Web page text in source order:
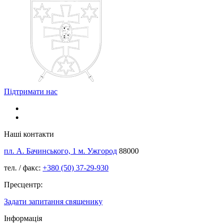
Підтримати нас
Наші контакти
пл. А. Бачинського, 1 м. Ужгород 88000
тел. / факс: +380 (50) 37-29-930
Пресцентр:
Задати запитання священику
Інформація